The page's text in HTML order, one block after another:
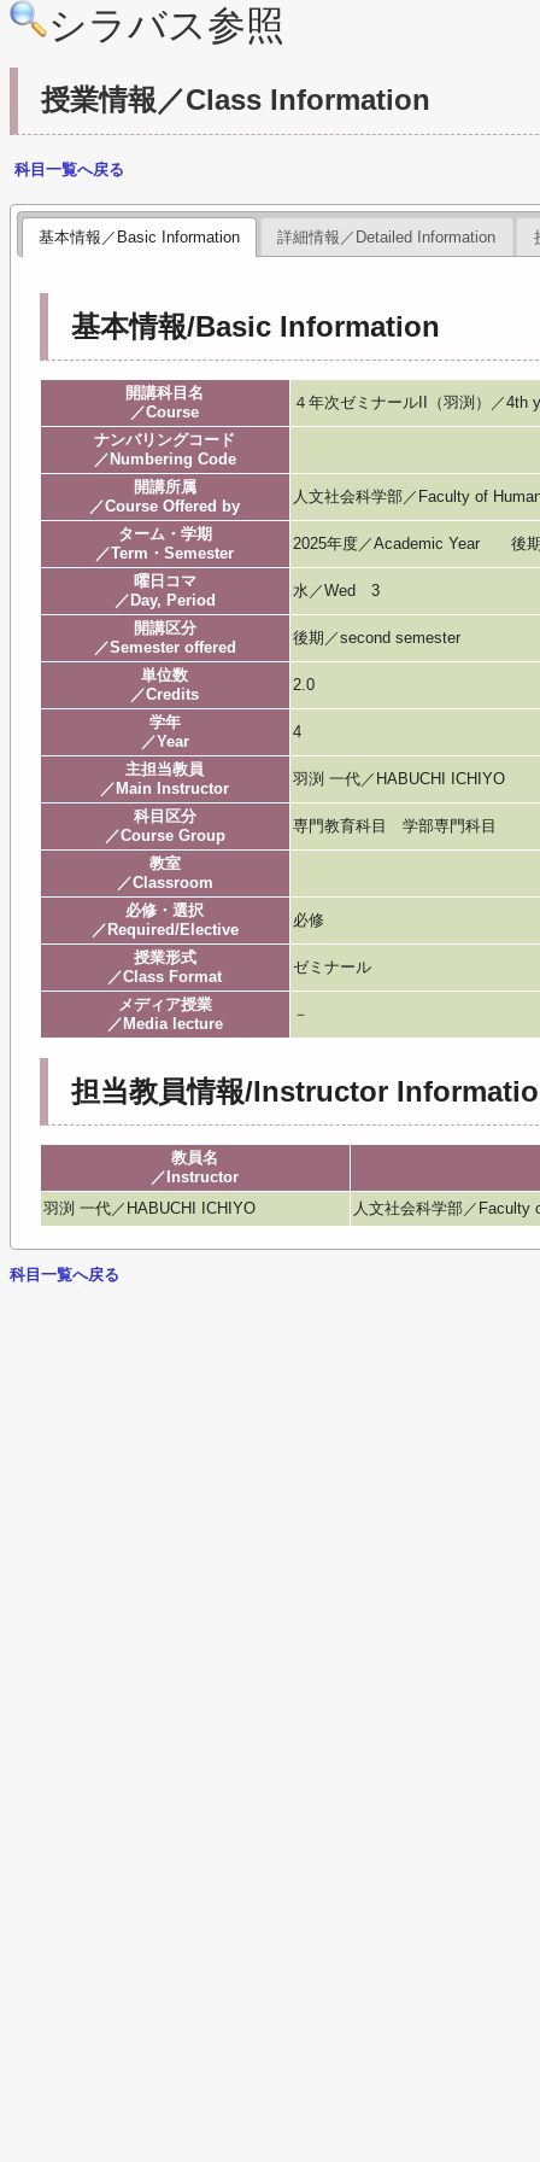
シラバス参照
授業情報／Class Information
科目一覧へ戻る
基本情報／Basic Information 詳細情報／Detailed Information
基本情報/Basic Information
開講科目名
／Course
４年次ゼミナールII（羽渕）／4th
ナンバリングコード
／Numbering Code
開講所属
／Course Offered by
人文社会科学部／Faculty of
ターム・学期
／Term・Semester
2025年度／Academic Year 後
曜日コマ
／Day, Period
水／Wed 3
開講区分
／Semester offered
後期／second semester
単位数
／Credits
2.0
学年
／Year
4
主担当教員
／Main Instructor
羽渕 一代／HABUCHI ICHIYO
科目区分
／Course Group
専門教育科目 学部専門科目
教室
／Classroom
必修・選択
／Required/Elective
必修
授業形式
／Class Format
ゼミナール
メディア授業
／Media lecture
－
担当教員情報/Instructor
教員名
／Instructor
羽渕 一代／HABUCHI ICHIYO
人文社会科学部／
科目一覧へ戻る